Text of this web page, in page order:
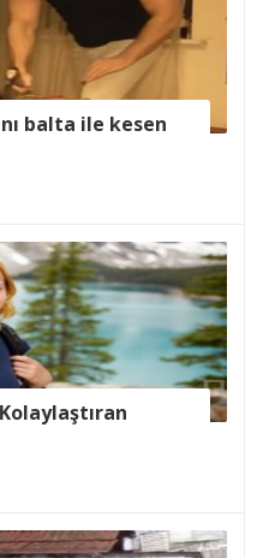
balta ile kesen